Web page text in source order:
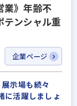
業》年齢不
テンシャル重
企業ページ
示場も続々
活躍しましょ